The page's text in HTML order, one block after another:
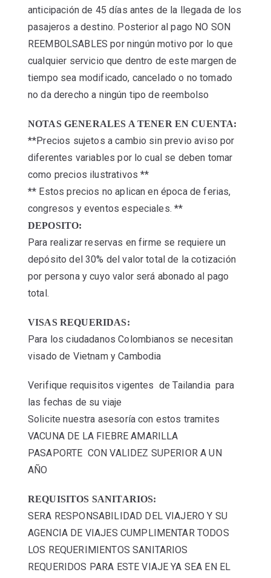
anticipación de 45 días antes de la llegada de los
pasajeros a destino. Posterior al pago NO SON
REEMBOLSABLES por ningún motivo por lo que
cualquier servicio que dentro de este margen de
tiempo sea modificado, cancelado o no tomado
no da derecho a ningún tipo de reembolso
NOTAS GENERALES A TENER EN CUENTA:
**Precios sujetos a cambio sin previo aviso por
diferentes variables por lo cual se deben tomar
como precios ilustrativos **
** Estos precios no aplican en época de ferias,
congresos y eventos especiales. **
DEPOSITO:
Para realizar reservas en firme se requiere un
depósito del 30% del valor total de la cotización
por persona y cuyo valor será abonado al pago
total.
VISAS REQUERIDAS:
Para los ciudadanos Colombianos se necesitan
visado de Vietnam y Cambodia
Verifique requisitos vigentes de Tailandia para
las fechas de su viaje
Solicite nuestra asesoría con estos tramites
VACUNA DE LA FIEBRE AMARILLA
PASAPORTE CON VALIDEZ SUPERIOR A UN
AÑO
REQUISITOS SANITARIOS:
SERA RESPONSABILIDAD DEL VIAJERO Y SU
AGENCIA DE VIAJES CUMPLIMENTAR TODOS
LOS REQUERIMIENTOS SANITARIOS
REQUERIDOS PARA ESTE VIAJE YA SEA EN EL